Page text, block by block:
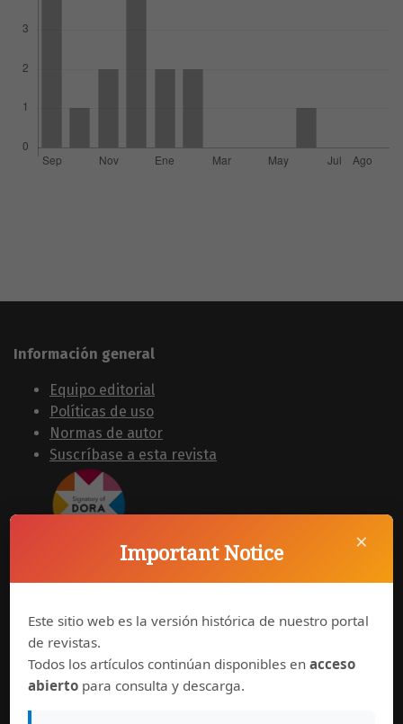
Información general
Equipo editorial
Políticas de uso
Normas de autor
Suscríbase a esta revista
Síguenos en
×
Important Notice
Este sitio web es la versión histórica de nuestro portal
de revistas.
Todos los artículos continúan disponibles enacceso
abierto para consulta y descarga.